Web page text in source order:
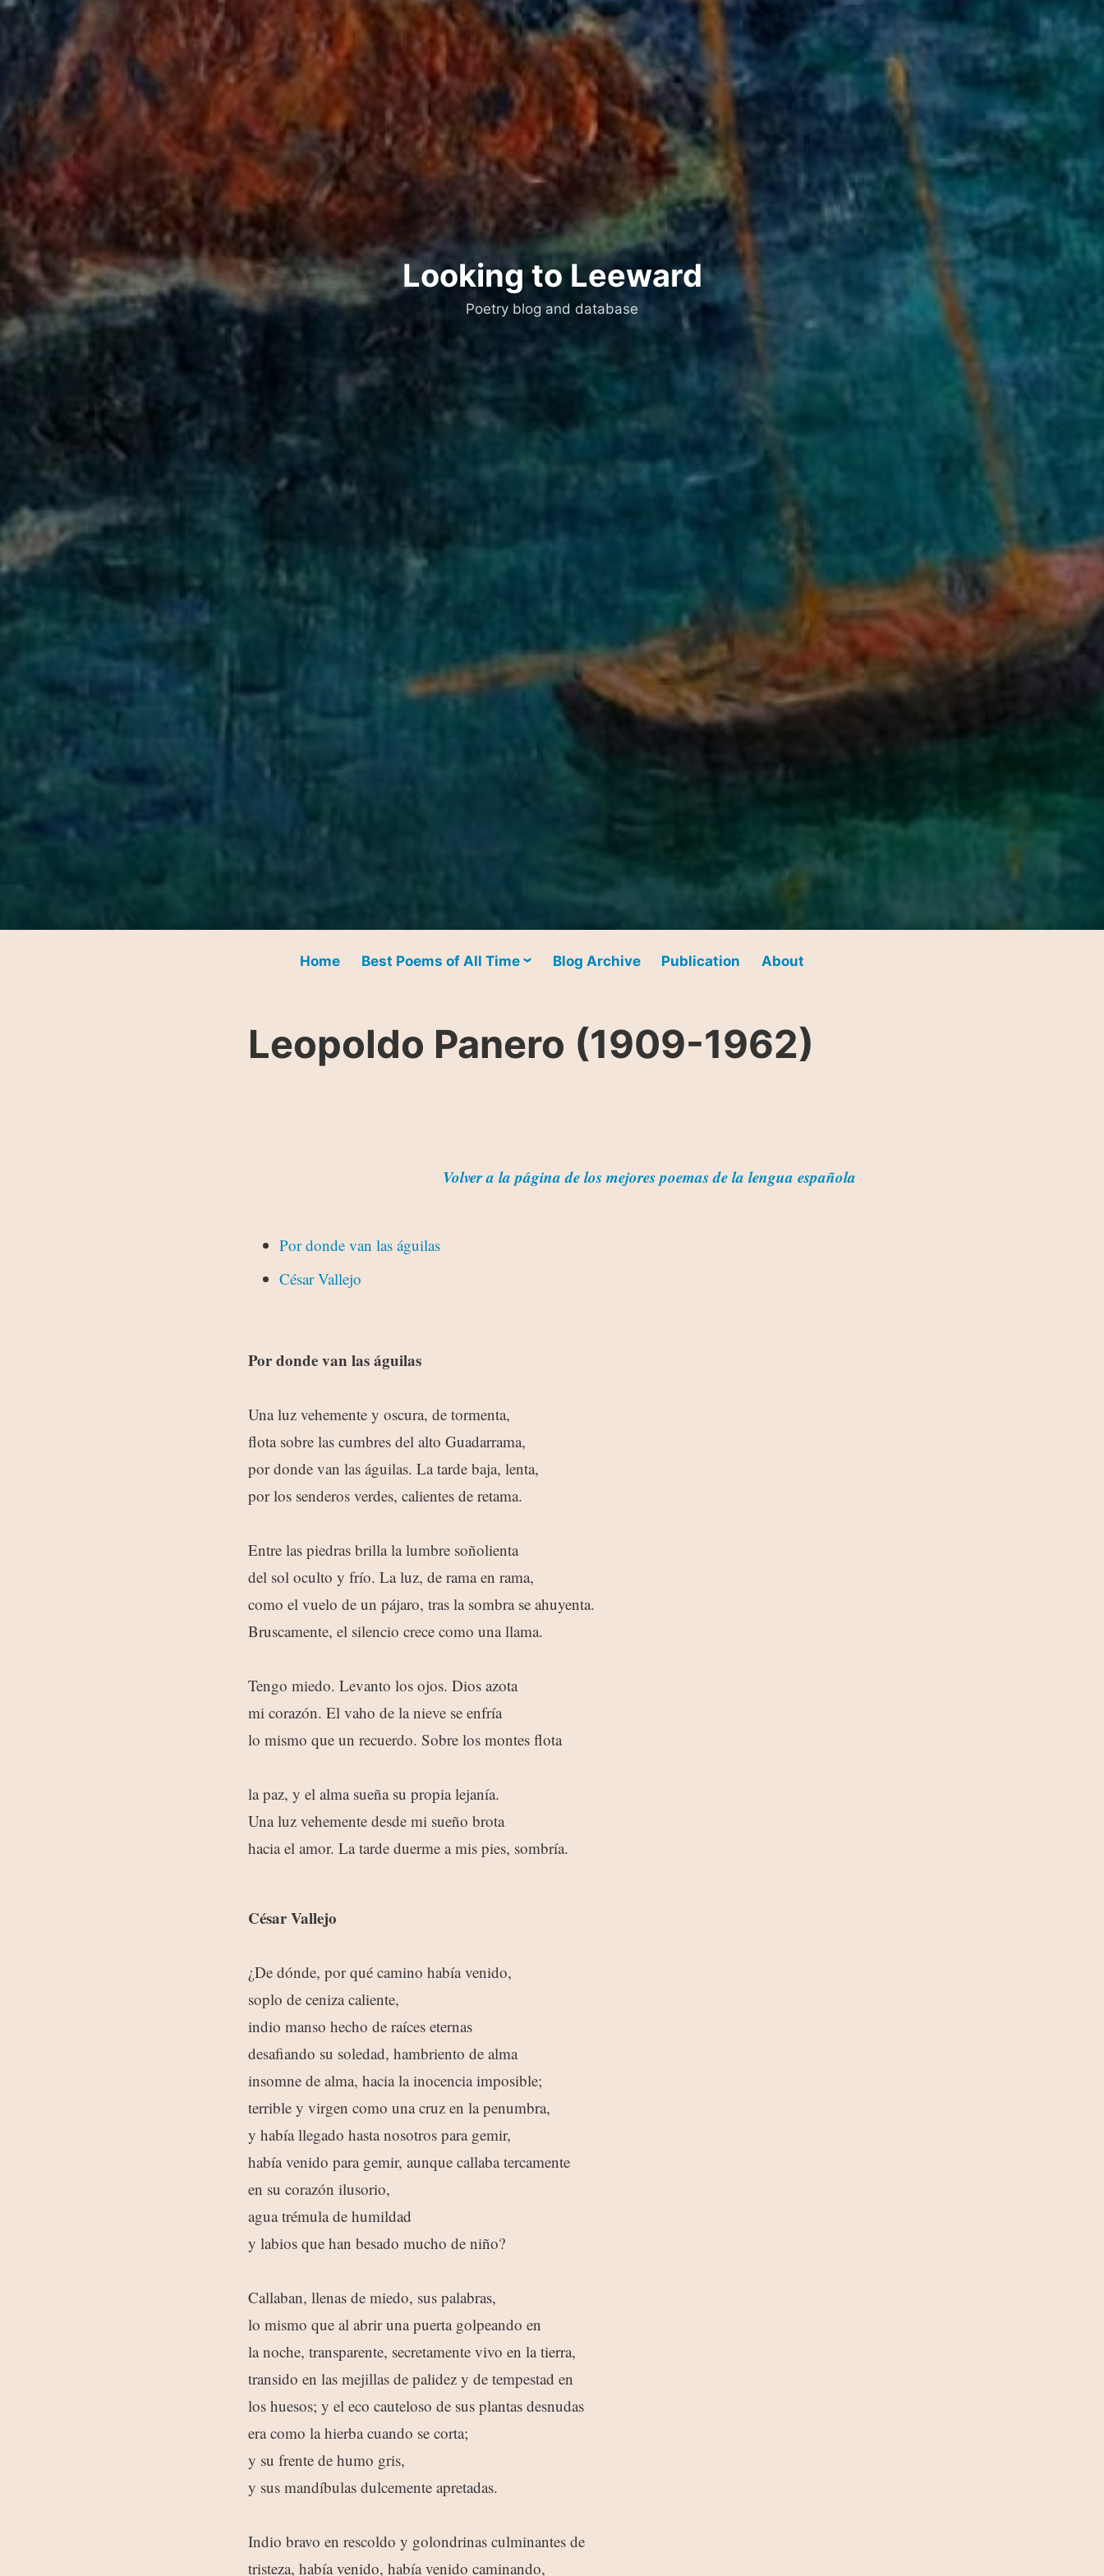
Looking to Leeward
Poetry blog and database
Home Best Poems of All Time Blog Archive Publication About
Leopoldo Panero (1909-1962)
Volver a la página de los mejores poemas de la lengua española
Por donde van las águilas
César Vallejo
Por donde van las águilas
Una luz vehemente y oscura, de tormenta,
flota sobre las cumbres del alto Guadarrama,
por donde van las águilas. La tarde baja, lenta,
por los senderos verdes, calientes de retama.
Entre las piedras brilla la lumbre soñolienta
del sol oculto y frío. La luz, de rama en rama,
como el vuelo de un pájaro, tras la sombra se ahuyenta.
Bruscamente, el silencio crece como una llama.
Tengo miedo. Levanto los ojos. Dios azota
mi corazón. El vaho de la nieve se enfría
lo mismo que un recuerdo. Sobre los montes flota
la paz, y el alma sueña su propia lejanía.
Una luz vehemente desde mi sueño brota
hacia el amor. La tarde duerme a mis pies, sombría.
César Vallejo
¿De dónde, por qué camino había venido,
soplo de ceniza caliente,
indio manso hecho de raíces eternas
desafiando su soledad, hambriento de alma
insomne de alma, hacia la inocencia imposible;
terrible y virgen como una cruz en la penumbra,
y había llegado hasta nosotros para gemir,
había venido para gemir, aunque callaba tercamente
en su corazón ilusorio,
agua trémula de humildad
y labios que han besado mucho de niño?
Callaban, llenas de miedo, sus palabras,
lo mismo que al abrir una puerta golpeando en
la noche, transparente, secretamente vivo en la tierra,
transido en las mejillas de palidez y de tempestad en
los huesos; y el eco cauteloso de sus plantas desnudas
era como la hierba cuando se corta;
y su frente de humo gris,
y sus mandíbulas dulcemente apretadas.
Indio bravo en rescoldo y golondrinas culminantes de
tristeza, había venido, había venido caminando,